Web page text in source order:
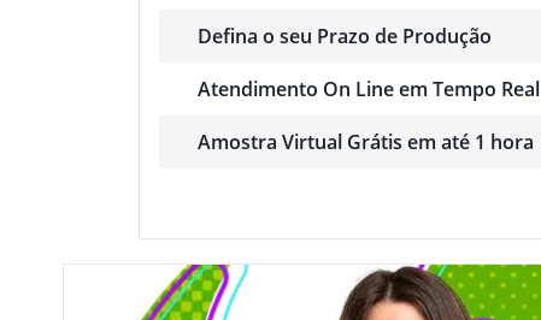
Defina o seu Prazo de Produção
Atendimento On Line em Tempo Real
Amostra Virtual Grátis em até 1 hora